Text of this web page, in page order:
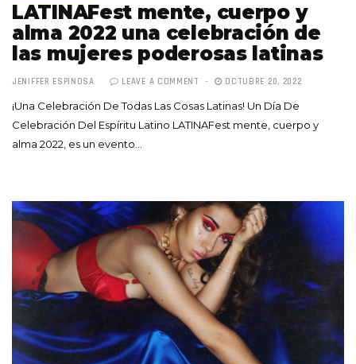
LATINAFest mente, cuerpo y
alma 2022 una celebración de
las mujeres poderosas latinas
JENIFFER ESPINOSA LEAVE A COMMENT OCTUBRE 20, 2022
¡Una Celebración De Todas Las Cosas Latinas! Un Día De
Celebración Del Espíritu Latino LATINAFest mente, cuerpo y
alma 2022, es un evento…